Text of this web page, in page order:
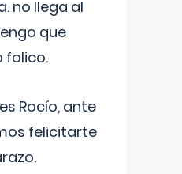
no llega al
que
folico.
Rocío, ante
felicitarte